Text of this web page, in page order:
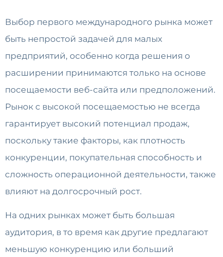
Выбор первого международного рынка может
быть непростой задачей для малых
предприятий, особенно когда решения о
расширении принимаются только на основе
посещаемости веб-сайта или предположений.
Рынок с высокой посещаемостью не всегда
гарантирует высокий потенциал продаж,
поскольку такие факторы, как плотность
конкуренции, покупательная способность и
сложность операционной деятельности, также
влияют на долгосрочный рост.
На одних рынках может быть большая
аудитория, в то время как другие предлагают
меньшую конкуренцию или больший